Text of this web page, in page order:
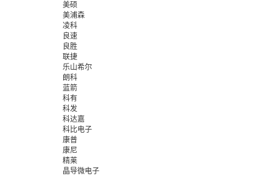
美硕
美浦森
凌科
良速
良胜
联捷
乐山希尔
朗科
蓝箭
科有
科发
科达嘉
科比电子
康普
康尼
精莱
晶导微电子